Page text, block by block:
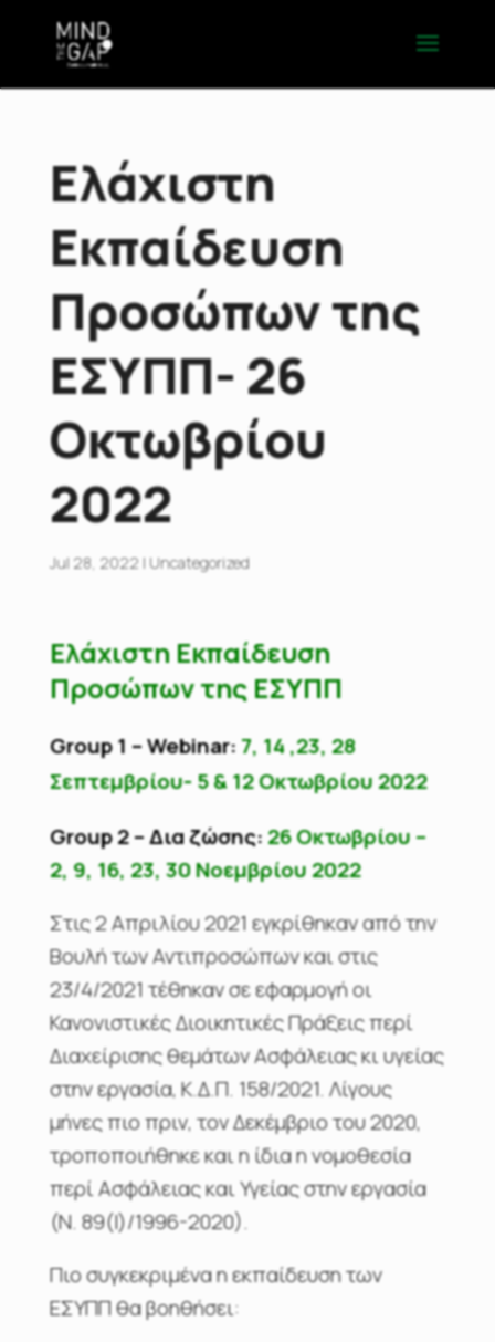
Ελάχιστη
Εκπαίδευση
Προσώπων της
ΕΣΥΠΠ- 26
Οκτωβρίου
2022
Jul 28, 2022|Uncategorized
Ελάχιστη Εκπαίδευση
Προσώπων της ΕΣΥΠΠ
Group 1 – Webinar:7, 14 ,23, 28
Σεπτεμβρίου- 5 & 12 Οκτωβρίου 2022
Group 2 – Δια ζώσης:26 Οκτωβρίου –
2, 9, 16, 23, 30 Νοεμβρίου 2022
Στις 2 Απριλίου 2021 εγκρίθηκαν από την
Βουλή των Αντιπροσώπων και στις
23/4/2021 τέθηκαν σε εφαρμογή οι
Κανονιστικές Διοικητικές Πράξεις περί
Διαχείρισης θεμάτων Ασφάλειας κι υγείας
στην εργασία, Κ.Δ.Π. 158/2021. Λίγους
μήνες πιο πριν, τον Δεκέμβριο του 2020,
τροποποιήθηκε και η ίδια η νομοθεσία
περί Ασφάλειας και Υγείας στην εργασία
(Ν. 89(Ι)/1996-2020).
Πιο συγκεκριμένα η εκπαίδευση των
ΕΣΥΠΠ θα βοηθήσει: